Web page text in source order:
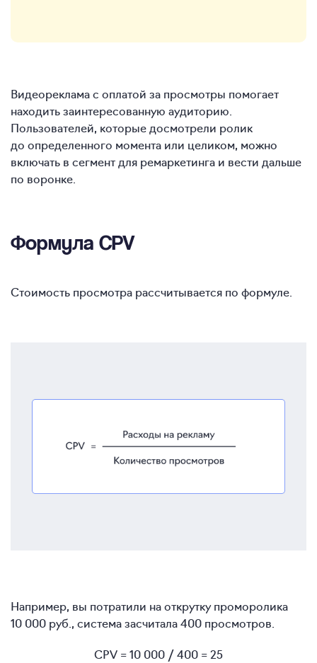
Видеореклама с оплатой за просмотры помогает
находить заинтересованную аудиторию.
Пользователей, которые досмотрели ролик
до определенного момента или целиком, можно
включать в сегмент для ремаркетинга и вести дальше
по воронке.
Формула CPV
Стоимость просмотра рассчитывается по формуле.
Например, вы потратили на открутку проморолика
10 000 руб., система засчитала 400 просмотров.
CPV = 10 000 / 400 = 25